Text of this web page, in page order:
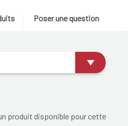
Poser une question
produit disponible pour cette